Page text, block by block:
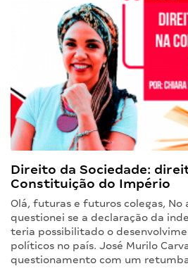
Direito da Sociedade:
Constituição do Império
Olá, futuras e futuros colegas, No
questionei se a declaração da
teria possibilitado o
políticos no país. José Murilo
questionamento com um